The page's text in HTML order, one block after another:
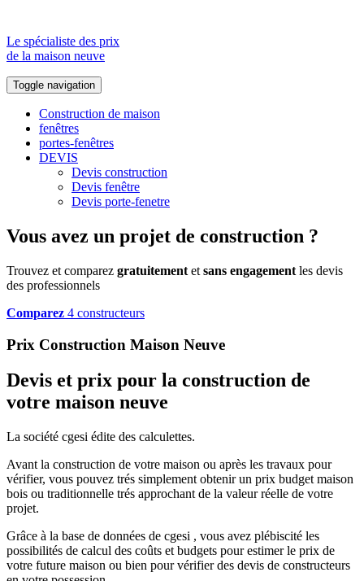
Le spécialiste des prix
de la maison neuve
Toggle navigation
Construction de maison
fenêtres
portes-fenêtres
DEVIS
Devis construction
Devis fenêtre
Devis porte-fenetre
Vous avez un projet de construction ?
Trouvez et comparez gratuitement et sans engagement les devis
des professionnels
Comparez 4 constructeurs
Prix Construction Maison Neuve
Devis et prix pour la construction de
votre maison neuve
La société cgesi édite des calculettes.
Avant la construction de votre maison ou après les travaux pour
vérifier, vous pouvez trés simplement obtenir un prix budget maison
bois ou traditionnelle trés approchant de la valeur réelle de votre
projet.
Grâce à la base de données de cgesi , vous avez plébiscité les
possibilités de calcul des coûts et budgets pour estimer le prix de
votre future maison ou bien pour vérifier des devis de constructeurs